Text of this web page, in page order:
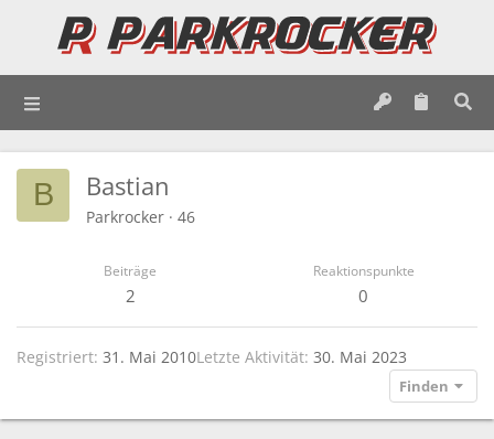
B Bastian
Parkrocker · 46
Beiträge
2
Reaktionspunkte
0
Registriert 31. Mai 2010Letzte Aktivität 30. Mai 2023
Finden